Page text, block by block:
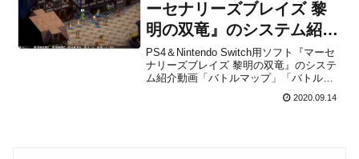
リーズブレ...
ーセナリーズブレイズ 黎
明の双竜』のシステム紹介
動画「バトルマップ」「バ
トルコマンド」編が公開！
PS4＆Nintendo Switch用ソフト『マーセ
ナリーズブレイズ 黎明の双竜』のシステ
ム紹介動画「バトルマップ」「バトルコ
公開されました。下記から共有された情
2020.09.14